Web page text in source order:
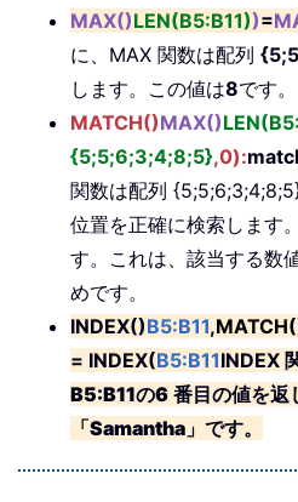
MAX()LEN(B5:B11))=
に、MAX 関数は配列
します。この値は8です。
MATCH()MAX()
{5;5;6;3;4;8;5},0):
関数は配列
位置を正確に検索します
す。これは、該当する数
めです。
INDEX()B5:B11,
= INDEX(B5:B11INDEX
B5:B11の6 番目の値を返
「Samantha 」です。